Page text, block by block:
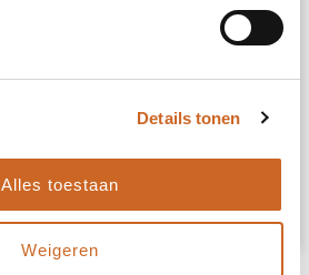
Details tonen
Alles toestaan
Weigeren